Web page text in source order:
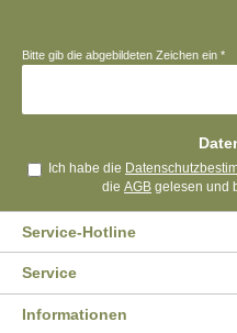
Bitte gib die abgebildeten Zeichen ein *
Ich habe die
dieAGB gelesen und
Service-Hotline
Service
Informationen